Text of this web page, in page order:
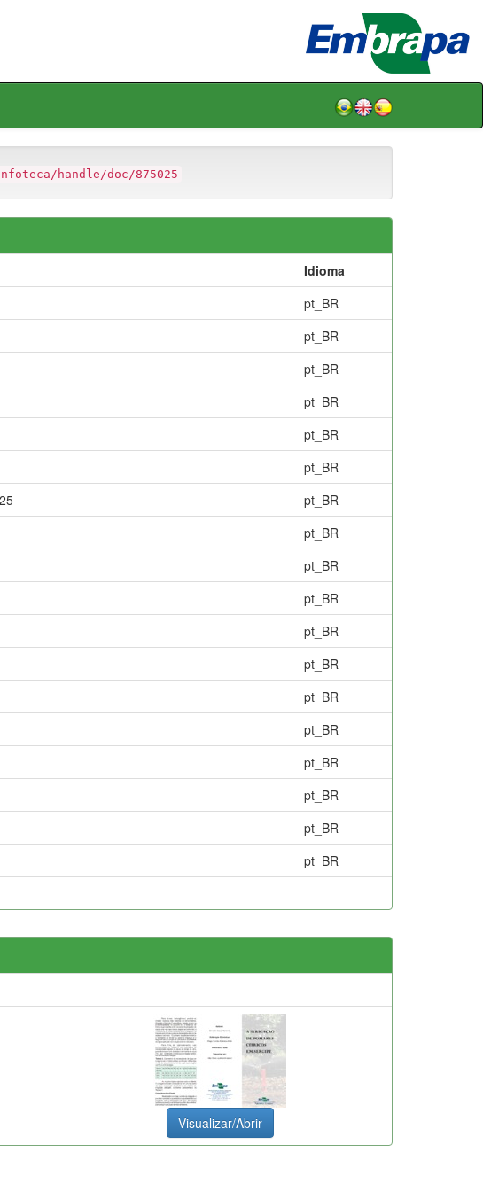
handle/doc/875025
Idioma
pt_BR
pt_BR
pt_BR
pt_BR
pt_BR
pt_BR
pt_BR
pt_BR
pt_BR
pt_BR
pt_BR
pt_BR
pt_BR
pt_BR
pt_BR
pt_BR
pt_BR
pt_BR
Visualizar/Abrir